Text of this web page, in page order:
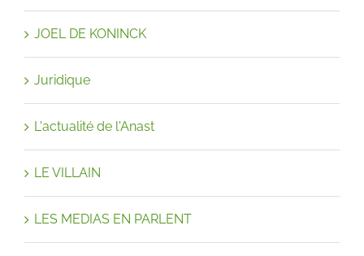
JOEL DE KONINCK
Juridique
L'actualité de l'Anast
LE VILLAIN
LES MEDIAS EN PARLENT